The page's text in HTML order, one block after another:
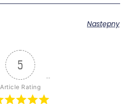
Następny
5
Article Rating